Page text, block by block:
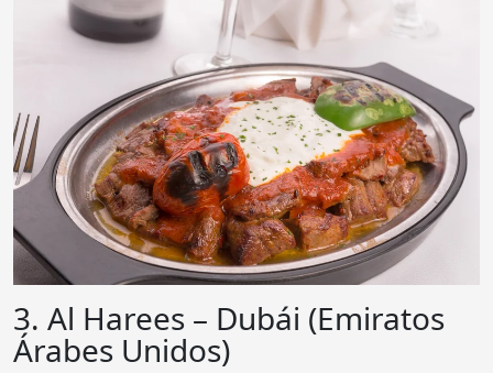
3. Al Harees – Dubái (Emiratos
Árabes Unidos)